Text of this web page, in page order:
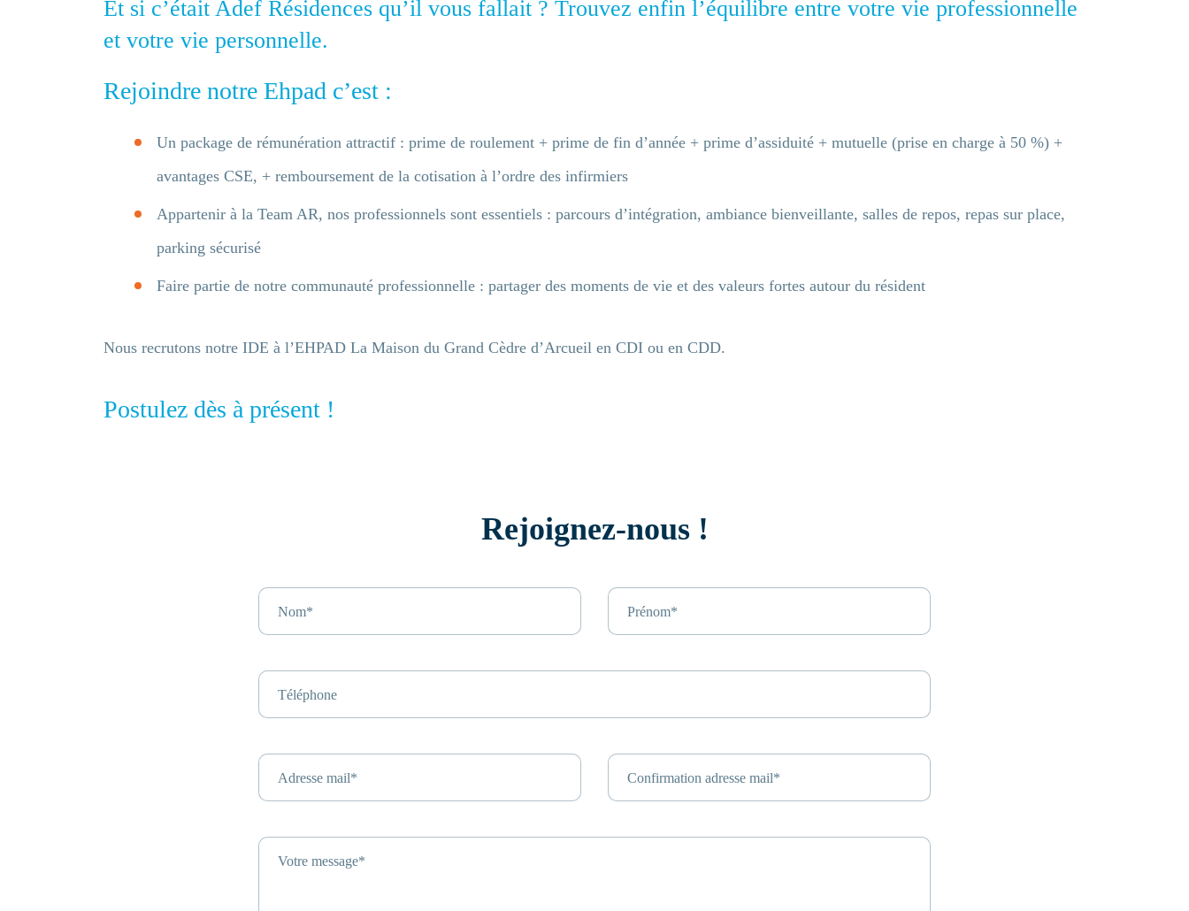
Entrez votre recherche
Et si c’était Adef Résidences qu’il vous fallait ? Trouvez enfin l’équilibre entre votre vie professionnelle
et votre vie personnelle.
Rejoindre notre Ehpad c’est :
Un package de rémunération attractif : prime de roulement + prime de fin d’année + prime d’assiduité + mutuelle (prise en charge à 50 %) +
avantages CSE, + remboursement de la cotisation à l’ordre des infirmiers
Appartenir à la Team AR, nos professionnels sont essentiels : parcours d’intégration, ambiance bienveillante, salles de repos, repas sur place,
parking sécurisé
Faire partie de notre communauté professionnelle : partager des moments de vie et des valeurs fortes autour du résident
Nous recrutons notre IDE à l’EHPAD La Maison du Grand Cèdre d’Arcueil en CDI ou en CDD.
Postulez dès à présent !
Rejoignez-nous !
Nom* Prénom*
Téléphone
Adresse mail* Confirmation adresse mail*
Votre message*